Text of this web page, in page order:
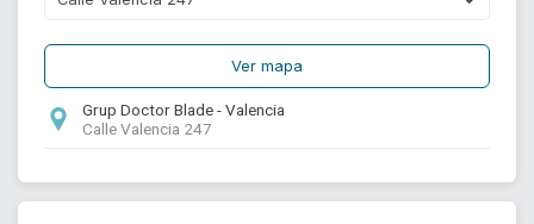
Ver mapa
Grup Doctor Blade - Valencia
Calle Valencia 247